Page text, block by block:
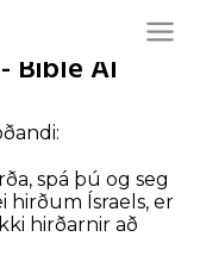
Bible AI
spá þú og seg
hirðum Ísraels, er
hirðarnir að